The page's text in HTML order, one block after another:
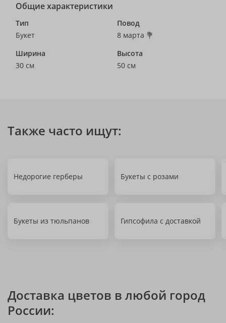
Общие характеристики
Тип
Букет
Повод
8 марта 💐
Ширина
30 см
Высота
50 см
Также часто ищут:
Недорогие герберы Букеты с розами
Букеты из тюльпанов Гипсофила с доставкой
Доставка цветов в любой город
России: